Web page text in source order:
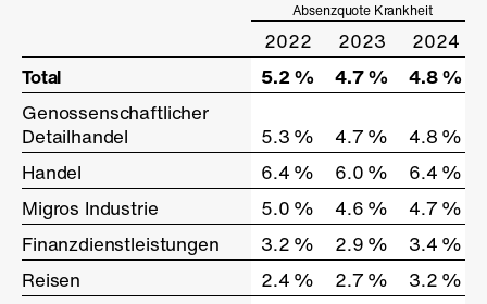
Absenzquote Krankheit
2022 2023
2024
Total
5.2 % 4.7 %
4.8 %
Genossenschaft­licher
Detailhandel
5.3 % 4.7 %
4.8 %
Handel
6.4 % 6.0 %
6.4 %
Migros Industrie
5.0 % 4.6 %
4.7 %
Finanzdienst­leistungen
3.2 % 2.9 %
3.4 %
Reisen
2.4 % 2.7 %
3.2 %
Total
Genossenschaft­licher
Detailhandel
Handel
Migros Industrie
Finanzdienst­leistungen
Reisen